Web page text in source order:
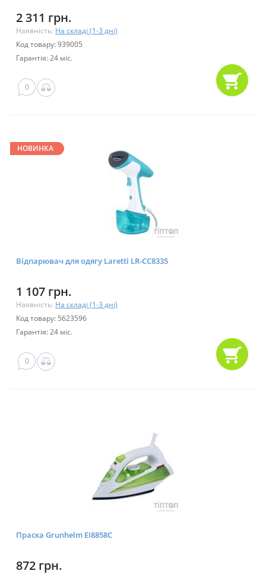
2 311 грн.
Наявність: На складі (1-3 дні)
Код товару: 939005
Гарантія: 24 міс.
0
НОВИНКА
Відпарювач для одягу Laretti LR-CC8335
1 107 грн.
Наявність: На складі (1-3 дні)
Код товару: 5623596
Гарантія: 24 міс.
0
Праска Grunhelm EI8858C
872 грн.